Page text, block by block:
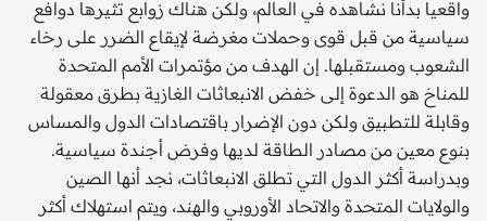
واقعيا بدأنا نشاهده في العالم، ولكن هناك زوابع تثيرها دوافع
سياسية من قبل قوى وحملات مغرضة لإيقاع الضرر على رخاء
الشعوب ومستقبلها. إن الهدف من مؤتمرات الأمم المتحدة
للمناخ هو الدعوة إلى خفض الانبعاثات الغازية بطرق معقولة
وقابلة للتطبيق ولكن دون الإضرار باقتصادات الدول والمساس
بنوع معين من مصادر الطاقة لديها وفرض أجندة سياسية.
وبدراسة أكثر الدول التي تطلق الانبعاثات، نجد أنها الصين
والولايات المتحدة والاتحاد الأوروبي والهند، ويتم استهلاك أكثر